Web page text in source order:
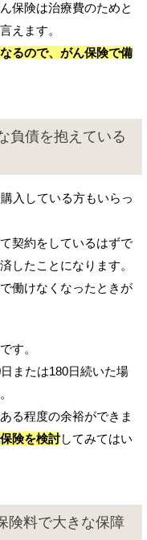
保険は治療費のためと
えます。
るので、がん保険で備
負債を抱えている
入している方もいらっ
契約をしているはずで
したことになります。
働けなくなったときが
す。
または180日続いた場
る程度の余裕ができま
険を検討してみてはい
険料で大きな保障